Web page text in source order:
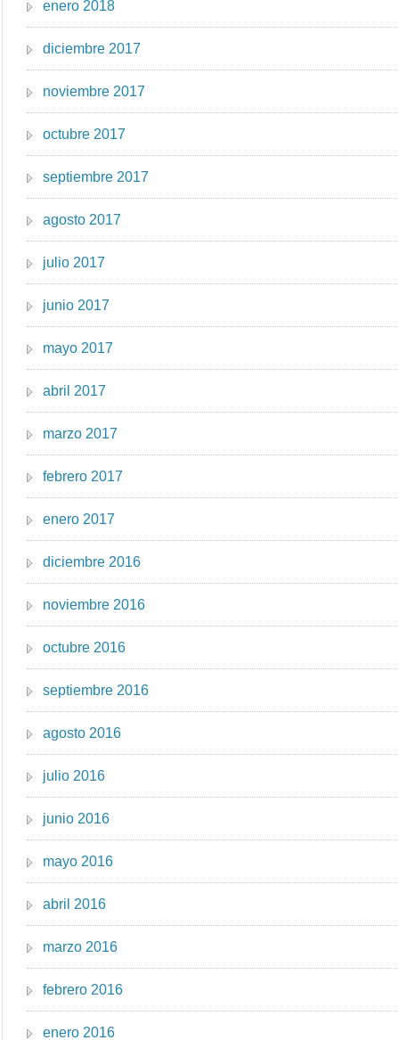
enero 2018
diciembre 2017
noviembre 2017
octubre 2017
septiembre 2017
agosto 2017
julio 2017
junio 2017
mayo 2017
abril 2017
marzo 2017
febrero 2017
enero 2017
diciembre 2016
noviembre 2016
octubre 2016
septiembre 2016
agosto 2016
julio 2016
junio 2016
mayo 2016
abril 2016
marzo 2016
febrero 2016
enero 2016